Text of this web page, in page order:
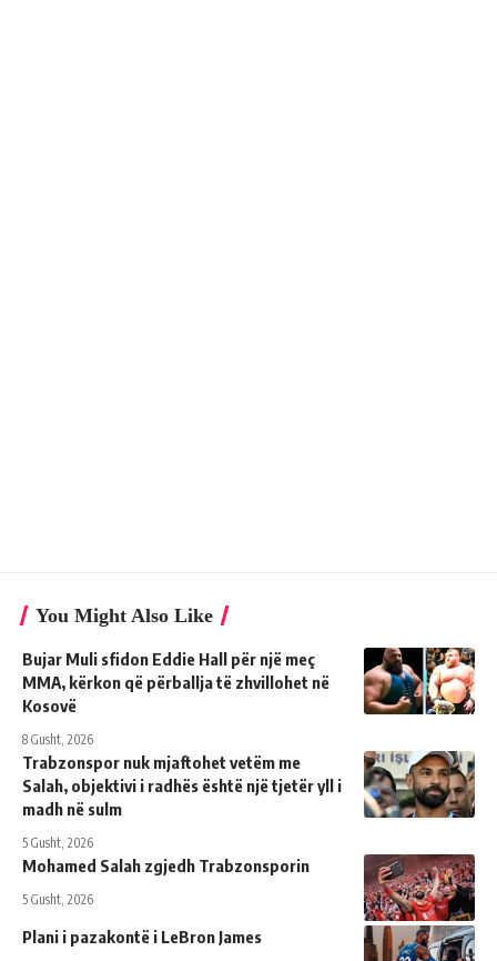
You Might Also Like
Bujar Muli sfidon Eddie Hall për një meç
MMA, kërkon që përballja të zhvillohet në
Kosovë
8 Gusht, 2026
Trabzonspor nuk mjaftohet vetëm me
Salah, objektivi i radhës është një tjetër yll i
madh në sulm
5 Gusht, 2026
Mohamed Salah zgjedh Trabzonsporin
5 Gusht, 2026
Plani i pazakontë i LeBron James